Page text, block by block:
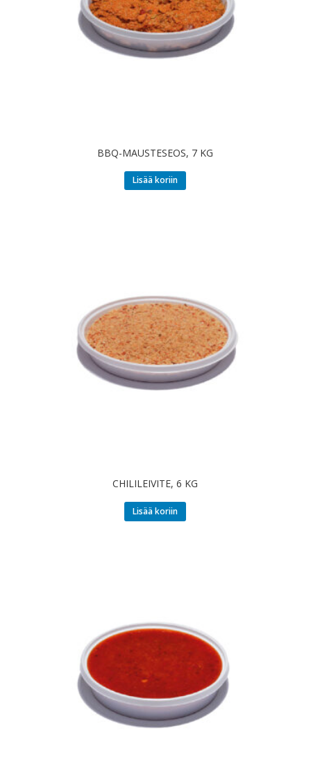
BBQ-MAUSTESEOS, 7 KG
Lisää koriin
CHILILEIVITE, 6 KG
Lisää koriin